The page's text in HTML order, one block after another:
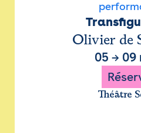
Olivier de
05 → 09
Théâtre